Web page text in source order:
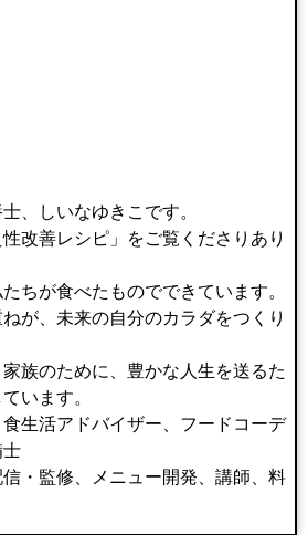
、しいなゆきこです。
改善レシピ」をご覧くださりあり
ちが食べたものでできています。
が、未来の自分のカラダをつくり
族のために、豊かな人生を送るた
います。
食生活アドバイザー、フードコーデ
士
信・監修、メニュー開発、講師、料